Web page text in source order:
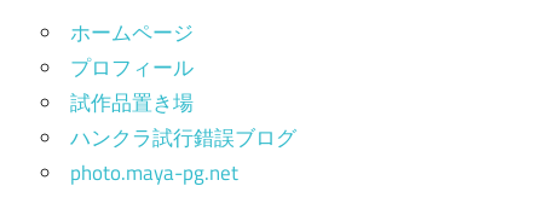
ー
シ
ョ
ン
ホームページ
プロフィール
試作品置き場
ハンクラ試行錯誤ブログ
photo.maya-pg.net